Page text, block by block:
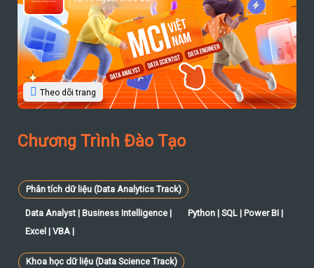
Theo dõi trang
Chương Trình Đào Tạo
Phân tích dữ liệu (Data Analytics Track)
Data Analyst | Business Intelligence |
Python | SQL | Power BI |
Excel | VBA |
Khoa học dữ liệu (Data Science Track)